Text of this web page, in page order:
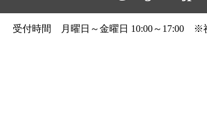
受付時間 月曜日～金曜日 10:00～17:00 ※